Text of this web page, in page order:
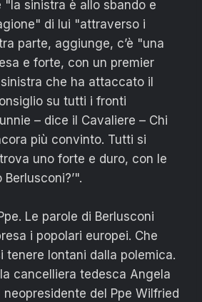
"la sinistra è allo sbando e
di lui "attraverso i
parte, aggiunge, c’è "una
e forte, con un premier
che ha attaccato il
su tutti i fronti
– dice il Cavaliere – Chi
più convinto. Tutti si
uno forte e duro, con le
Le parole di Berlusconi
i popolari europei. Che
tenere lontani dalla polemica.
cancelliera tedesca Angela
del Ppe Wilfried